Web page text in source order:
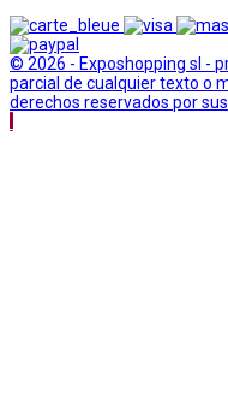
© 2026 - Exposhopping sl -
parcial de cualquier texto o
derechos reservados por